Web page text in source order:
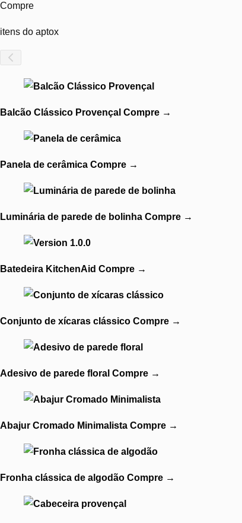
Compre
itens do aptox
Balcão Clássico Provençal Compre →
Panela de cerâmica Compre →
Luminária de parede de bolinha Compre →
Batedeira KitchenAid Compre →
Conjunto de xícaras clássico Compre →
Adesivo de parede floral Compre →
Abajur Cromado Minimalista Compre →
Fronha clássica de algodão Compre →